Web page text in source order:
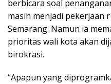
berbicara soal
masih menjadi pekerjaan
Semarang. Namun ia
prioritas wali kota akan
birokrasi.
“Apapun yang